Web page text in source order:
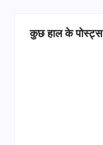
कुछ हाल के पोस्ट्स